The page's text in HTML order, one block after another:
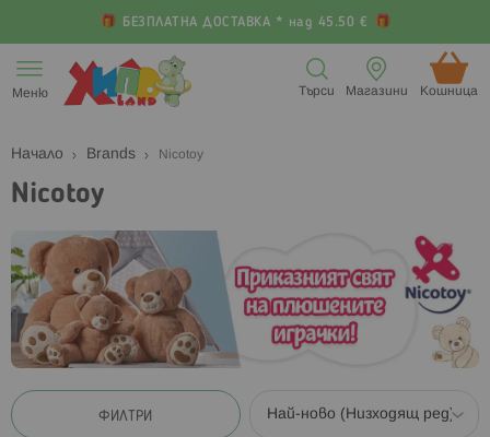
БЕЗПЛАТНА ДОСТАВКА * над 45.50 €
към
съдържанието
Меню Кошница (
Магазини
Търси
Начало Brands Nicotoy
Nicotoy
ФИЛТРИ